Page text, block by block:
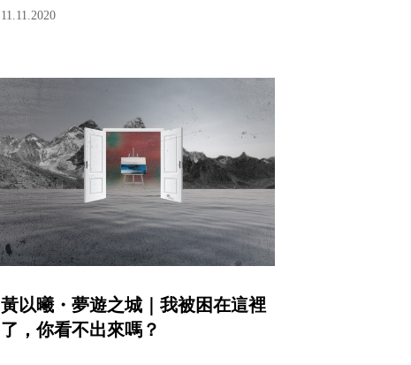
11.11.2020
黃以曦・夢遊之城｜我被困在這裡
了，你看不出來嗎？